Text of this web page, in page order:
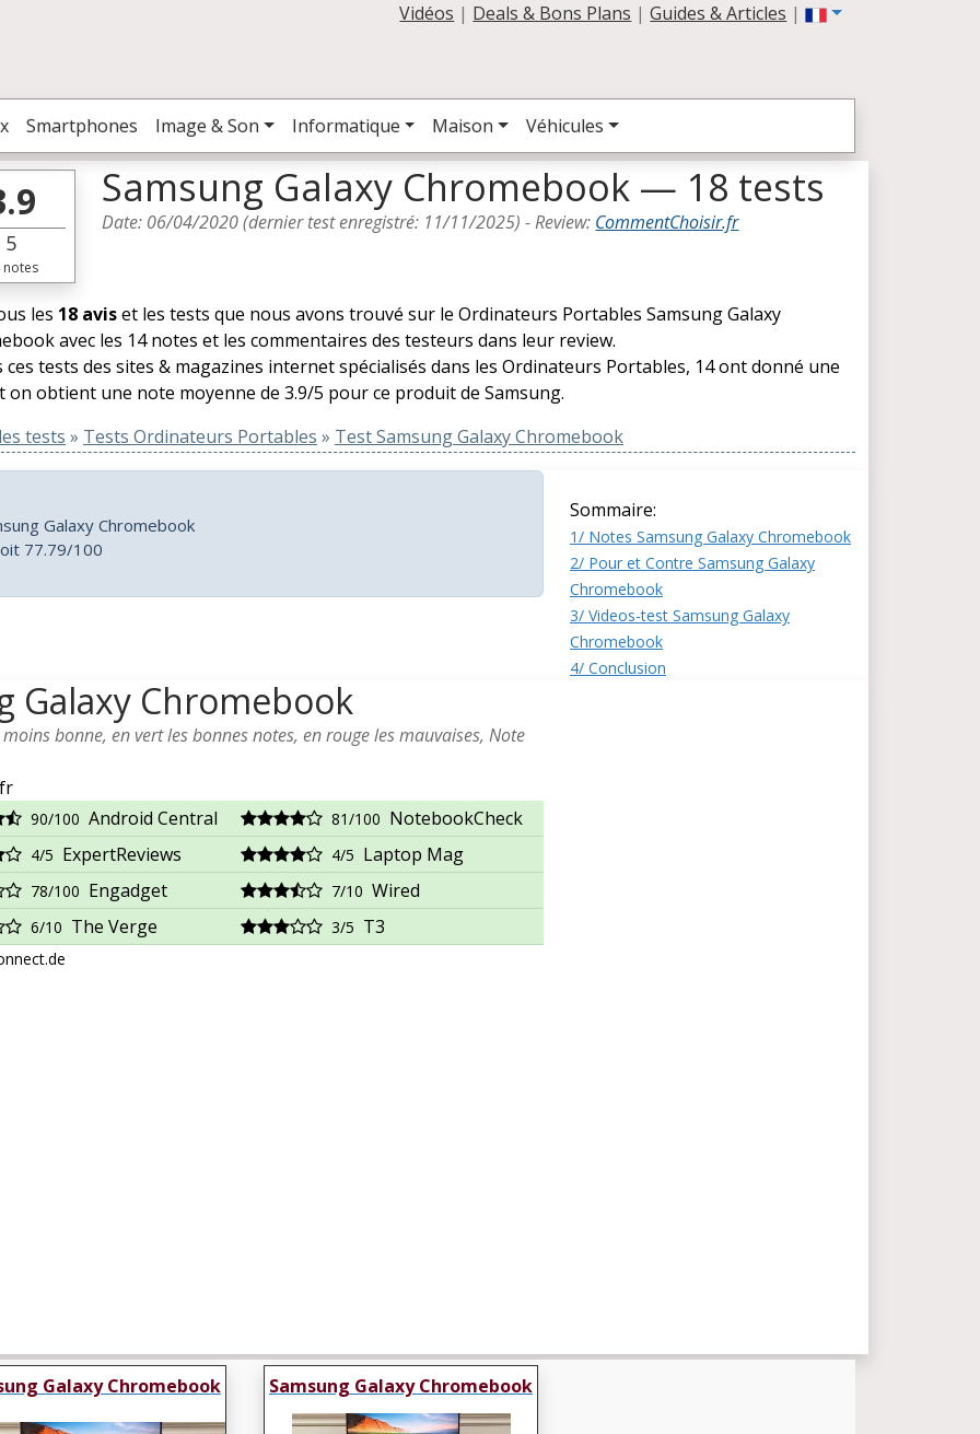
Vidéos | Deals & Bons Plans |Guides & Articles |
Smartphones Image & Son Informatique Maison Véhicules
5
notes
Samsung Galaxy Chromebook — 18 tests
Date: 06/04/2020(dernier test enregistré: 11/11/2025) -Review: CommentChoisir.fr
les 18 aviset les tests que nous avons trouvé sur le Ordinateurs Portables Samsung Galaxy
avec les 14 notes et les commentaires des testeurs dans leur review.
ces tests des sites & magazines internet spécialisés dans les Ordinateurs Portables, 14 ont donné une
on obtient une note moyenne de 3.9/5 pour ce produit de Samsung.
tests » Tests Ordinateurs Portables » Test Samsung Galaxy Chromebook
Galaxy Chromebook
77.79/100
Sommaire:
1/ Notes Samsung Galaxy Chromebook
2/ Pour et Contre Samsung Galaxy
Chromebook
3/ Videos-test Samsung Galaxy
Chromebook
4/ Conclusion
Galaxy Chromebook
bonne, en vert les bonnes notes, en rouge les mauvaises, Note
90/100 Android Central 81/100 NotebookCheck
4/5 ExpertReviews 4/5 Laptop Mag
78/100 Engadget 7/10 Wired
6/10 The Verge 3/5 T3
Galaxy Chromebook Samsung Galaxy Chromebook